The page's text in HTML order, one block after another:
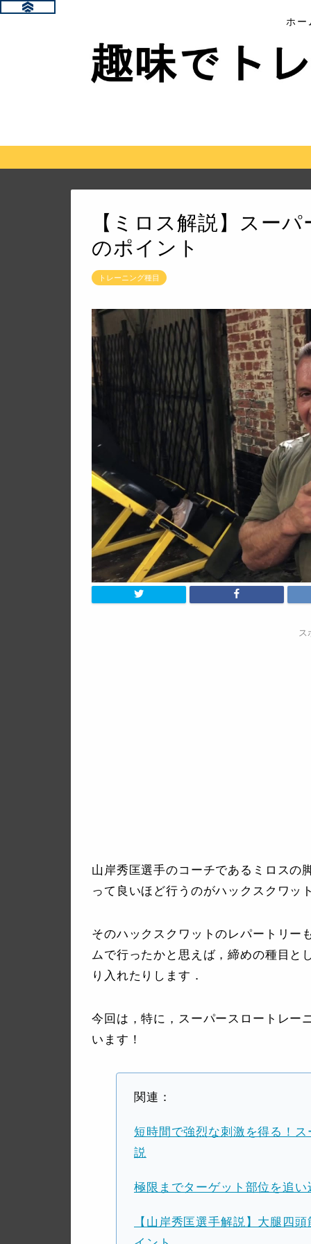
ホー
【ミロス解説】スー
のポイント
トレーニング種目
ス
山岸秀匡選手のコーチであるミロスの
って良いほど行うのがハックスクワッ
そのハックスクワットのレパートリー
ムで行ったかと思えば，締めの種目と
り入れたりします．
今回は，特に，スーパースロートレー
います！
関連：
短時間で強烈な刺激を得る！
説
極限までターゲット部位を追
【山岸秀匡選手解説】大腿四